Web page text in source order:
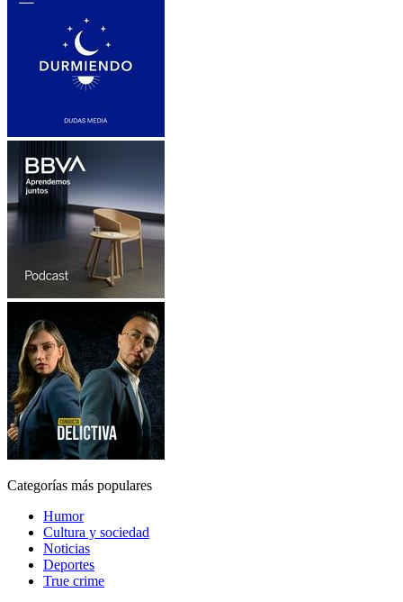
Categorías más populares
Humor
Cultura y sociedad
Noticias
Deportes
True crime